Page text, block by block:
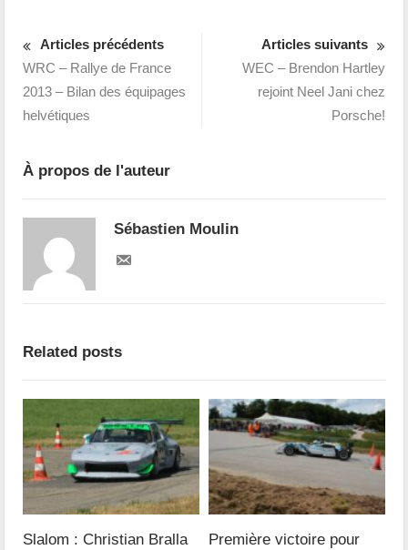
Articles précédents
WRC – Rallye de France
2013 – Bilan des équipages
helvétiques
Articles suivants
WEC – Brendon Hartley
rejoint Neel Jani chez
Porsche!
À propos de l'auteur
Sébastien Moulin
Related posts
Slalom : Christian Bralla
Première victoire pour